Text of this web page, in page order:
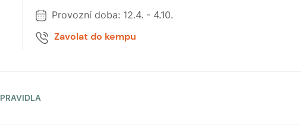
Provozní doba: 12.4. - 4.10.
Zavolat do kempu
PRAVIDLA